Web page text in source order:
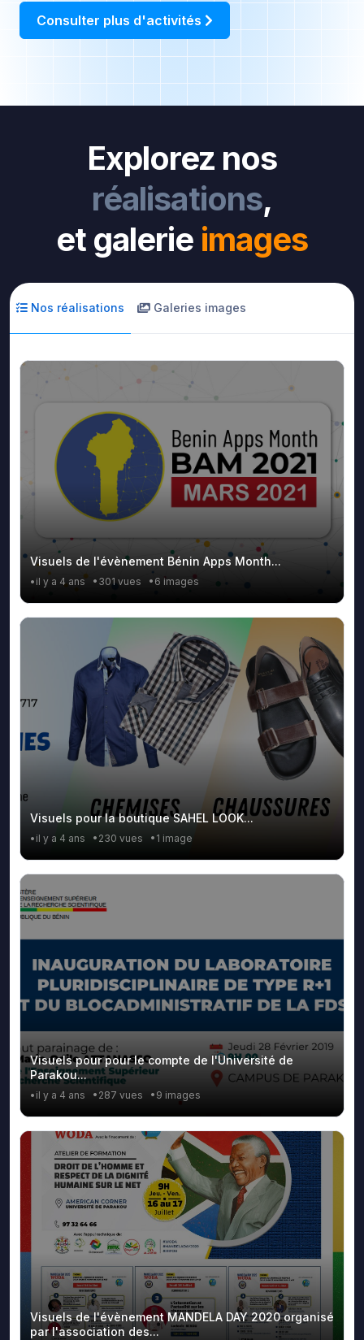
Consulter plus d'activités
Explorez nos
réalisations,
et galerie images
Nos réalisations Galeries images
Visuels de l'évènement Bénin Apps Month...
•il y a 4 ans •301 vues •6 images
Visuels pour la boutique SAHEL LOOK...
•il y a 4 ans •230 vues •1 image
Visuels pour pour le compte de l'Université de
Parakou...
•il y a 4 ans •287 vues •9 images
Visuels de l'évènement MANDELA DAY 2020 organisé
par l'association des...